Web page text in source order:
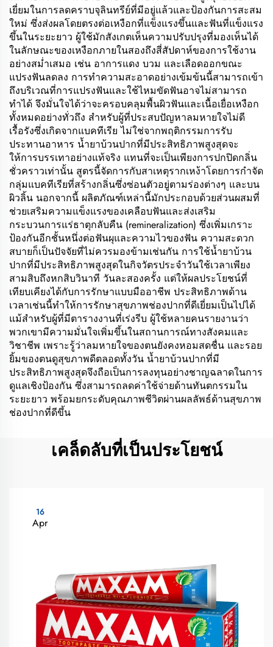
เยี่ยมในการลดคราบจุลินทรีย์ที่มีอยู่แล้วและป้องกันการสะสม
ใหม่ ซึ่งส่งผลโดยตรงต่อเหงือกที่แข็งแรงขึ้นและฟันที่แข็งแรง
ขึ้นในระยะยาว ผู้ใช้มักสังเกตเห็นความปรับปรุงที่มองเห็นได้
ในลักษณะของเหงือกภายในสองถึงสี่สัปดาห์ของการใช้งาน
อย่างสม่ำเสมอ เช่น อาการแดง บวม และเลือดออกขณะ
แปรงฟันลดลง การทำความสะอาดอย่างเข้มข้นนี้สามารถเข้า
ถึงบริเวณที่การแปรงฟันและใช้ไหมขัดฟันอาจไม่สามารถ
ทำได้ จึงมั่นใจได้ว่าจะครอบคลุมพื้นผิวฟันและเนื้อเยื่อเหงือก
ทั้งหมดอย่างทั่วถึง สำหรับผู้ที่ประสบปัญหาลมหายใจไม่ดี
เรื้อรังซึ่งเกิดจากแบคทีเรีย ไม่ใช่จากพฤติกรรมการรับ
ประทานอาหาร น้ำยาบ้วนปากที่มีประสิทธิภาพสูงสุดจะ
ให้การบรรเทาอย่างแท้จริง แทนที่จะเป็นเพียงการปกปิดกลิ่น
ชั่วคราวเท่านั้น สูตรนี้จัดการกับสาเหตุรากเหง้าโดยการกำจัด
กลุ่มแบคทีเรียที่สร้างกลิ่นซึ่งซ่อนตัวอยู่ตามร่องต่างๆ และบน
ผิวลิ้น นอกจากนี้ ผลิตภัณฑ์เหล่านี้มักประกอบด้วยส่วนผสมที่
ช่วยเสริมความแข็งแรงของเคลือบฟันและส่งเสริม
กระบวนการแร่ธาตุกลับคืน (remineralization) ซึ่งเพิ่มเกราะ
ป้องกันอีกชั้นหนึ่งต่อฟันผุและความไวของฟัน ความสะดวก
สบายก็เป็นปัจจัยที่ไม่ควรมองข้ามเช่นกัน การใช้น้ำยาบ้วน
ปากที่มีประสิทธิภาพสูงสุดในกิจวัตรประจำวันใช้เวลาเพียง
สามสิบถึงหกสิบวินาที วันละสองครั้ง แต่ให้ผลประโยชน์ที่
เทียบเคียงได้กับการรักษาแบบมืออาชีพ ประสิทธิภาพด้าน
เวลาเช่นนี้ทำให้การรักษาสุขภาพช่องปากที่ดีเยี่ยมเป็นไปได้
แม้สำหรับผู้ที่มีตารางงานที่เร่งรีบ ผู้ใช้หลายคนรายงานว่า
พวกเขามีความมั่นใจเพิ่มขึ้นในสถานการณ์ทางสังคมและ
วิชาชีพ เพราะรู้ว่าลมหายใจของตนยังคงหอมสดชื่น และรอย
ยิ้มของตนดูสุขภาพดีตลอดทั้งวัน น้ำยาบ้วนปากที่มี
ประสิทธิภาพสูงสุดจึงถือเป็นการลงทุนอย่างชาญฉลาดในการ
ดูแลเชิงป้องกัน ซึ่งสามารถลดค่าใช้จ่ายด้านทันตกรรมใน
ระยะยาว พร้อมยกระดับคุณภาพชีวิตผ่านผลลัพธ์ด้านสุขภาพ
ช่องปากที่ดีขึ้น
เคล็ดลับที่เป็นประโยชน์
16
Apr